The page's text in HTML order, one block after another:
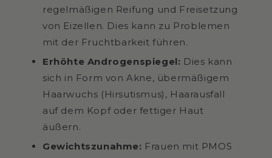
regelmäßigen Reifung und Freisetzung
von Eizellen. Dies kann zu Problemen
mit der Fruchtbarkeit führen.
Erhöhte Androgenspiegel: Dies kann
sich in Form von Akne, übermäßigem
Haarwuchs (Hirsutismus), Haarausfall
auf dem Kopf oder fettiger Haut
äußern.
Gewichtszunahme: Frauen mit PMOS